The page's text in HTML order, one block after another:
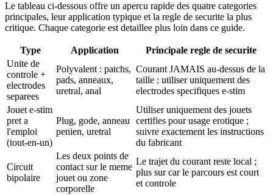
Le tableau ci-dessous offre un apercu rapide des quatre categories
principales, leur application typique et la regle de securite la plus
critique. Chaque categorie est detaillee plus loin dans ce guide.
Type Application
Principale regle de securite
Unite de
controle +
electrodes
separees
Polyvalent : patchs,
pads, anneaux,
uretral, anal
Courant JAMAIS au-dessus de la
taille ; utiliser uniquement des
electrodes specifiques e-stim
Jouet e-stim
pret a
l'emploi
(tout-en-un)
Plug, gode, anneau
penien, uretral
Utiliser uniquement des jouets
certifies pour usage erotique ;
suivre exactement les instructions
du fabricant
Circuit
bipolaire
Les deux points de
contact sur le meme
jouet ou zone
corporelle
Le trajet du courant reste local ;
plus sur car le parcours est court
et controle